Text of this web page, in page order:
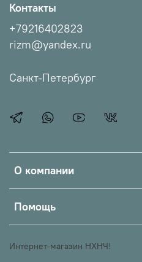
О компании
Помощь
Контакты
+79216402823
rizm@yandex.ru
Санкт-Петербург
Интернет-магазин НХНЧ!